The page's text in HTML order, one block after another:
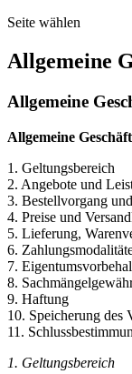
Seite wählen
Allgemeine
Allgemeine
Allgemeine
1. Geltungsbereich
2. Angebote und
3. Bestellvorgang
4. Preise und
5. Lieferung,
6.
7.
8.
9. Haftung
10. Speicherung des
11.
1. Geltungsbereich